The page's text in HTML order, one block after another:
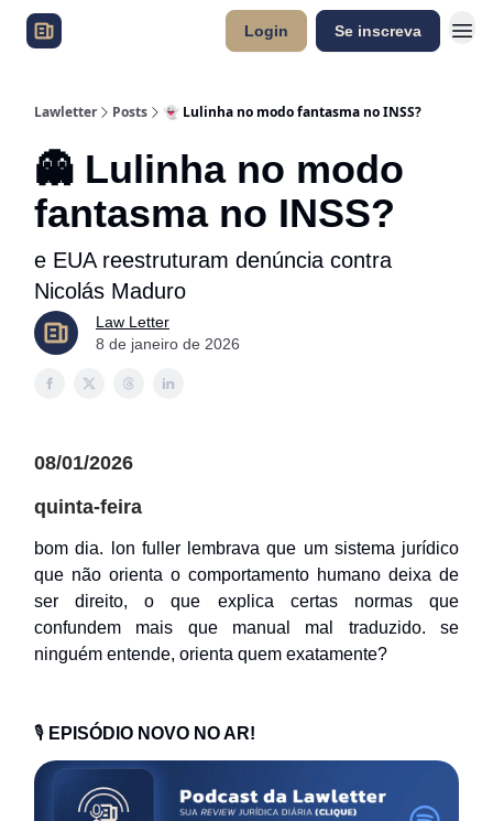
Login Se inscreva
Lawletter Posts 👻 Lulinha no modo fantasma no INSS?
👻 Lulinha no modo
fantasma no INSS?
e EUA reestruturam denúncia contra
Nicolás Maduro
Law Letter
8 de janeiro de 2026
08/01/2026
quinta-feira
bom dia. lon fuller lembrava que um sistema jurídico
que não orienta o comportamento humano deixa de
ser direito, o que explica certas normas que
confundem mais que manual mal traduzido. se
ninguém entende, orienta quem exatamente?
🎙️ EPISÓDIO NOVO NO AR!